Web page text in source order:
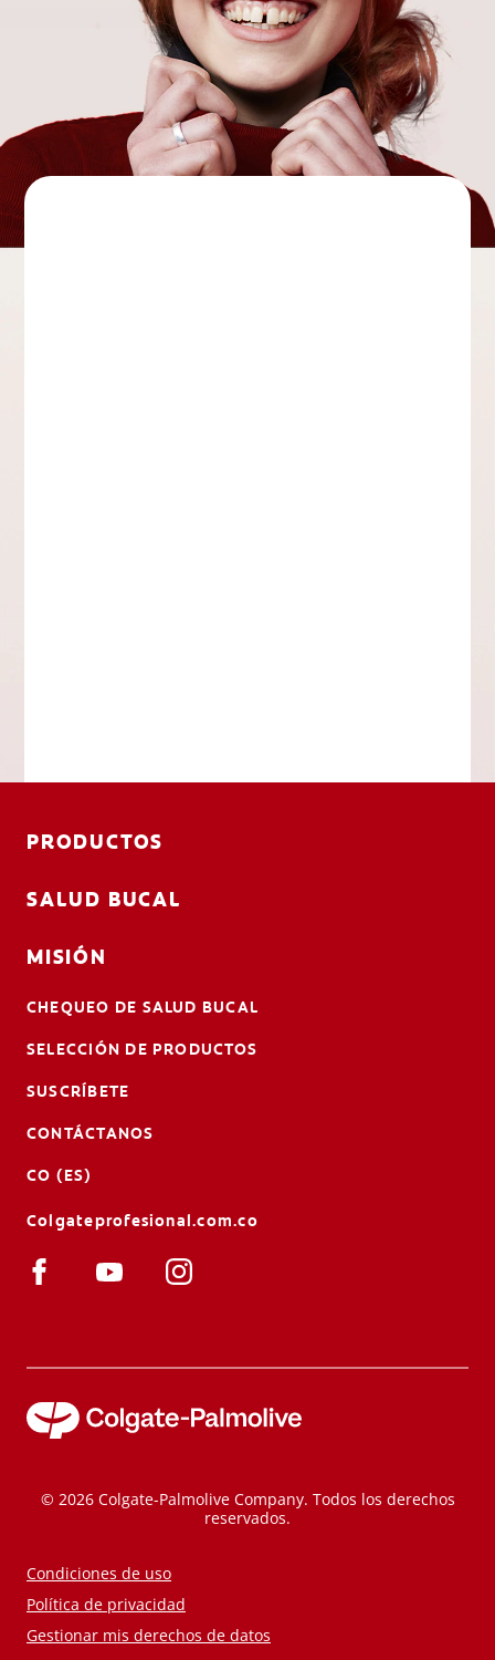
PRODUCTOS
SALUD BUCAL
MISIÓN
CHEQUEO DE SALUD BUCAL
SELECCIÓN DE PRODUCTOS
SUSCRÍBETE
CONTÁCTANOS
CO (ES)
Colgateprofesional.com.co
© 2026 Colgate-Palmolive Company. Todos los derechos
reservados.
Condiciones de uso
Política de privacidad
Gestionar mis derechos de datos